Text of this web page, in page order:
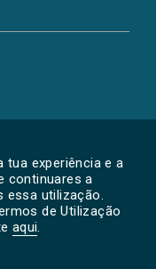
tua experiência e a
continuares a
essa utilização.
de Utilização
aqui.